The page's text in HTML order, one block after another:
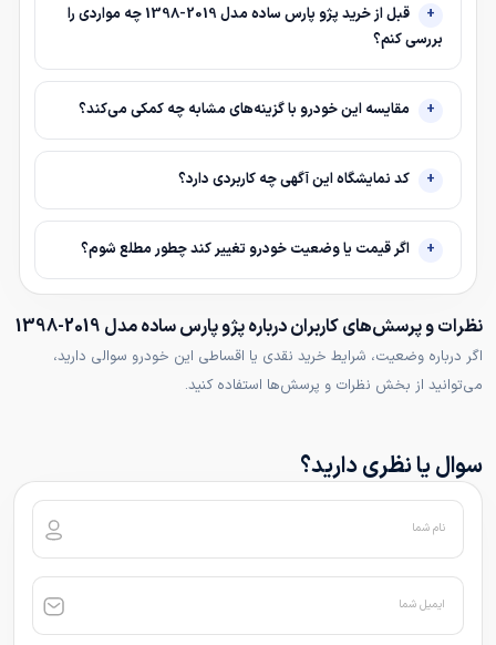
قبل از خرید پژو پارس ساده مدل 2019-1398 چه مواردی را
بررسی کنم؟
مقایسه این خودرو با گزینه‌های مشابه چه کمکی می‌کند؟
کد نمایشگاه این آگهی چه کاربردی دارد؟
اگر قیمت یا وضعیت خودرو تغییر کند چطور مطلع شوم؟
نظرات و پرسش‌های کاربران درباره پژو پارس ساده مدل 2019-1398
اگر درباره وضعیت، شرایط خرید نقدی یا اقساطی این خودرو سوالی دارید،
می‌توانید از بخش نظرات و پرسش‌ها استفاده کنید.
سوال یا نظری دارید؟
نام شما
ایمیل شما